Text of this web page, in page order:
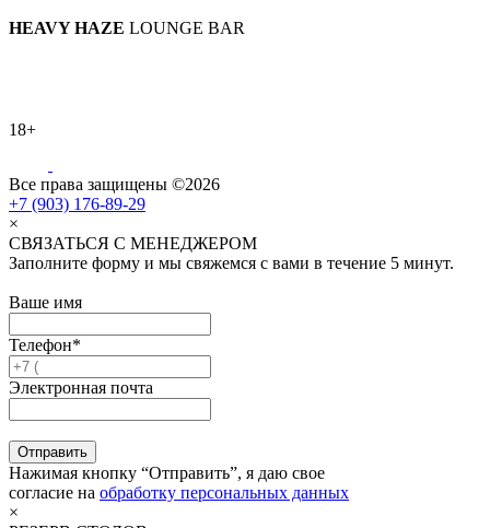
HEAVY HAZE LOUNGE BAR
18+
Все права защищены ©2026
+7 (903) 176-89-29
×
СВЯЗАТЬСЯ С МЕНЕДЖЕРОМ
Заполните форму и мы свяжемся с вами в течение 5 минут.
Ваше имя
Телефон*
Электронная почта
Отправить
Нажимая кнопку “Отправить”, я даю свое
согласие на обработку персональных данных
×